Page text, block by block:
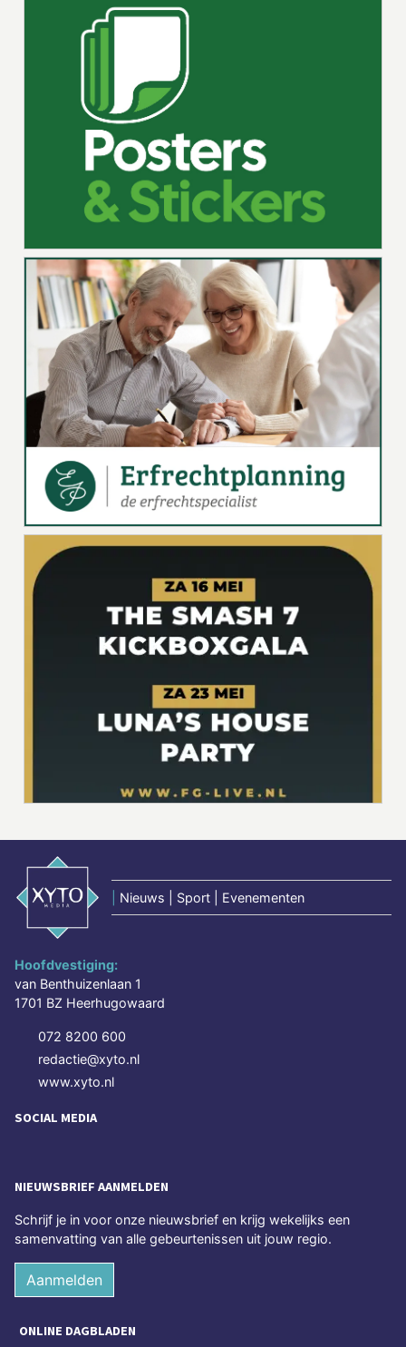
Nieuws | Sport | Evenementen
Hoofdvestiging:
van Benthuizenlaan 1
1701 BZ Heerhugowaard
072 8200 600
redactie@xyto.nl
www.xyto.nl
SOCIAL MEDIA
NIEUWSBRIEF AANMELDEN
Schrijf je in voor onze nieuwsbrief en krijg wekelijks een
samenvatting van alle gebeurtenissen uit jouw regio.
Aanmelden
ONLINE DAGBLADEN